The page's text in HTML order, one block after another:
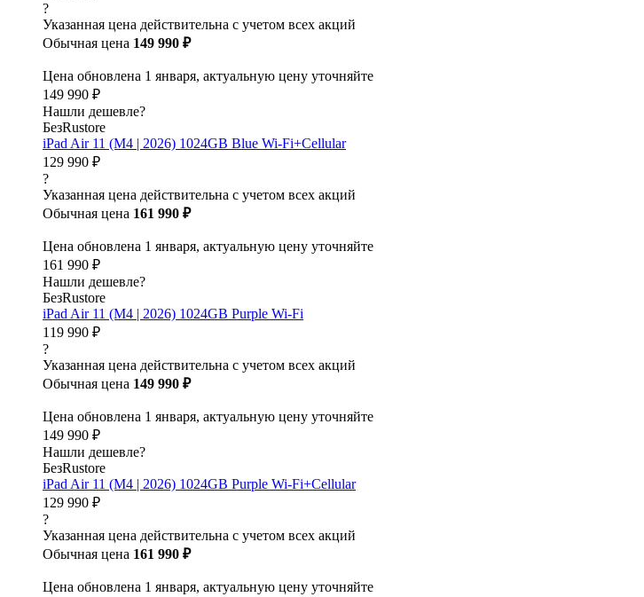
?
Указанная цена действительна с учетом всех акций
Обычная цена 149 990 ₽
Цена обновлена 1 января, актуальную цену уточняйте
149 990 ₽
Нашли дешевле?
БезRustore
iPad Air 11 (M4 | 2026) 1024GB Blue Wi-Fi+Cellular
129 990 ₽
?
Указанная цена действительна с учетом всех акций
Обычная цена 161 990 ₽
Цена обновлена 1 января, актуальную цену уточняйте
161 990 ₽
Нашли дешевле?
БезRustore
iPad Air 11 (M4 | 2026) 1024GB Purple Wi-Fi
119 990 ₽
?
Указанная цена действительна с учетом всех акций
Обычная цена 149 990 ₽
Цена обновлена 1 января, актуальную цену уточняйте
149 990 ₽
Нашли дешевле?
БезRustore
iPad Air 11 (M4 | 2026) 1024GB Purple Wi-Fi+Cellular
129 990 ₽
?
Указанная цена действительна с учетом всех акций
Обычная цена 161 990 ₽
Цена обновлена 1 января, актуальную цену уточняйте